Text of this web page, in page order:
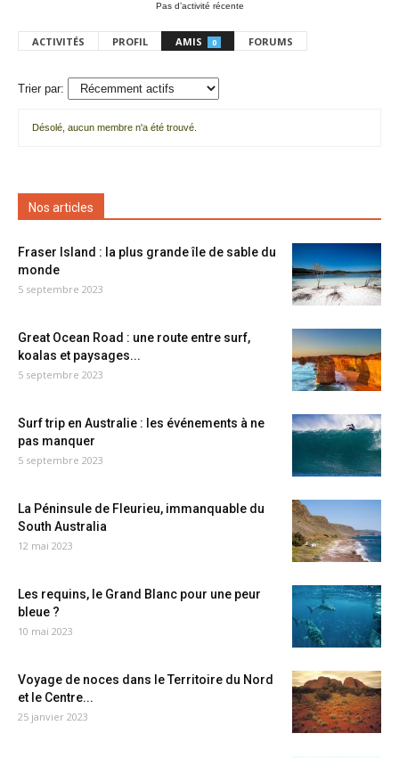
Pas d’activité récente
ACTIVITÉS PROFIL AMIS 0 FORUMS
Trier par:
amis
Désolé, aucun membre n'a été trouvé.
Nos articles
Fraser Island : la plus grande île de sable du
monde
5 septembre 2023
Great Ocean Road : une route entre surf,
koalas et paysages...
5 septembre 2023
Surf trip en Australie : les événements à ne
pas manquer
5 septembre 2023
La Péninsule de Fleurieu, immanquable du
South Australia
12 mai 2023
Les requins, le Grand Blanc pour une peur
bleue ?
10 mai 2023
Voyage de noces dans le Territoire du Nord
et le Centre...
25 janvier 2023